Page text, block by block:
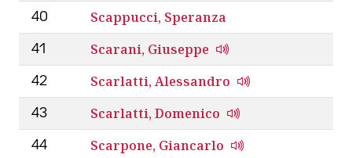
40 Scappucci, Speranza
41 Scarani, Giuseppe
42 Scarlatti, Alessandro
43 Scarlatti, Domenico
44 Scarpone, Giancarlo